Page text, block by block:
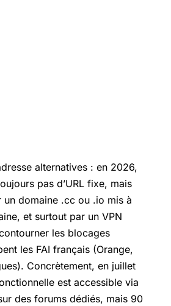
alternatives : en 2026,
pas d’URL fixe, mais
un domaine .cc ou .io mis à
et surtout par un VPN
les blocages
les FAI français (Orange,
Concrètement, en juillet
est accessible via
des forums dédiés, mais 90